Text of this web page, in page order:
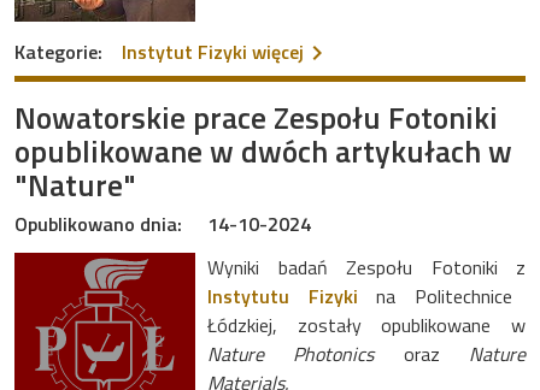
Kategorie: Instytut Fizyki więcej na temat Prof. Maciej
Nowatorskie prace Zespołu Fotoniki
opublikowane w dwóch artykułach w
"Nature"
Opublikowano dnia:
14-10-2024
Wyniki badań Zespołu Fotoniki z
Instytutu Fizyki na Politechnice
Łódzkiej, zostały opublikowane w
Nature Photonicsoraz Nature
Materials.